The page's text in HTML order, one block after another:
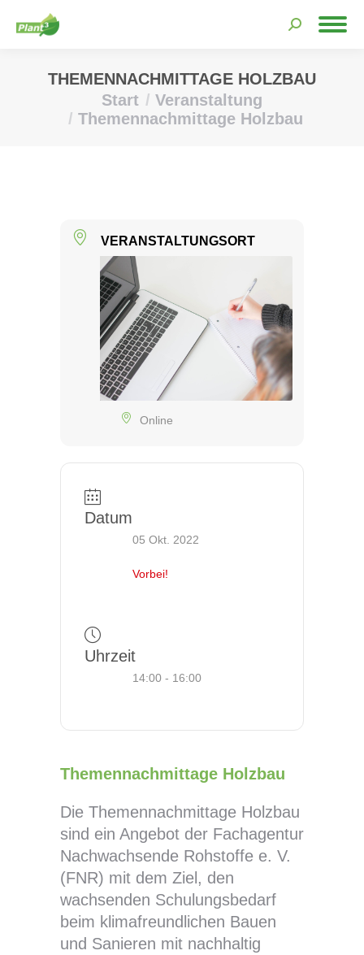
Search:
THEMENNACHMITTAGE HOLZBAU
Sie befinden sich hier:
Start
Veranstaltung
Themennachmittage Holzbau
VERANSTALTUNGSORT
Online
Datum
05 Okt. 2022
Vorbei!
Uhrzeit
14:00 - 16:00
Themennachmittage Holzbau
Die Themennachmittage Holzbau
sind ein Angebot der Fachagentur
Nachwachsende Rohstoffe e. V.
(FNR) mit dem Ziel, den
wachsenden Schulungsbedarf
beim klimafreundlichen Bauen
und Sanieren mit nachhaltig